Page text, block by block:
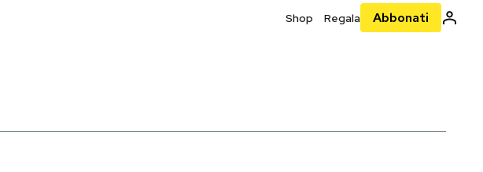
Shop Regala Abbonati